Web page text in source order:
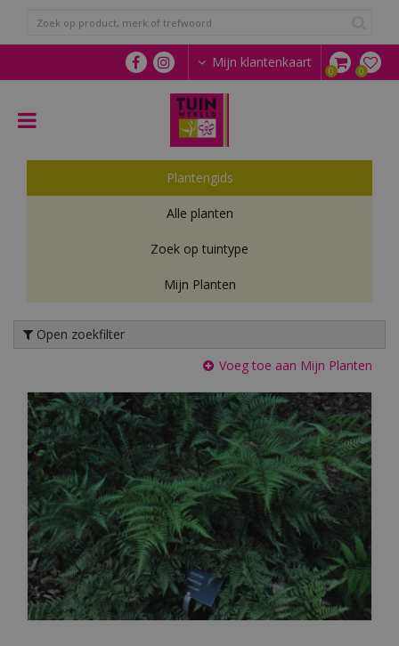
n
a
Mijn klantenkaart
Plantengids
Alle planten
Zoek op tuintype
Mijn Planten
Open zoekfilter
Voeg toe aan Mijn Planten